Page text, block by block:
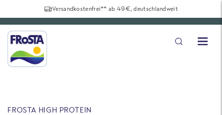
Versandkostenfrei** ab 49€, deutschlandweit
FROSTA HIGH PROTEIN